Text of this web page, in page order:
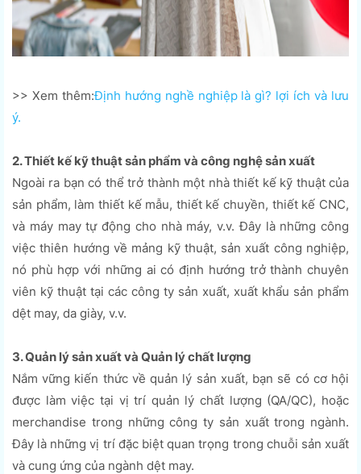
>> Xem thêm:Định hướng nghề nghiệp là gì? lợi ích và lưu
ý.
2. Thiết kế kỹ thuật sản phẩm và công nghệ sản xuất
Ngoài ra bạn có thể trở thành một nhà thiết kế kỹ thuật của
sản phẩm, làm thiết kế mẫu, thiết kế chuyền, thiết kế CNC,
và máy may tự động cho nhà máy, v.v. Đây là những công
việc thiên hướng về mảng kỹ thuật, sản xuất công nghiệp,
nó phù hợp với những ai có định hướng trở thành chuyên
viên kỹ thuật tại các công ty sản xuất, xuất khẩu sản phẩm
dệt may, da giày, v.v.
3. Quản lý sản xuất và Quản lý chất lượng
Nắm vững kiến thức về quản lý sản xuất, bạn sẽ có cơ hội
được làm việc tại vị trí quản lý chất lượng (QA/QC), hoặc
merchandise trong những công ty sản xuất trong ngành.
Đây là những vị trí đặc biệt quan trọng trong chuỗi sản xuất
và cung ứng của ngành dệt may.